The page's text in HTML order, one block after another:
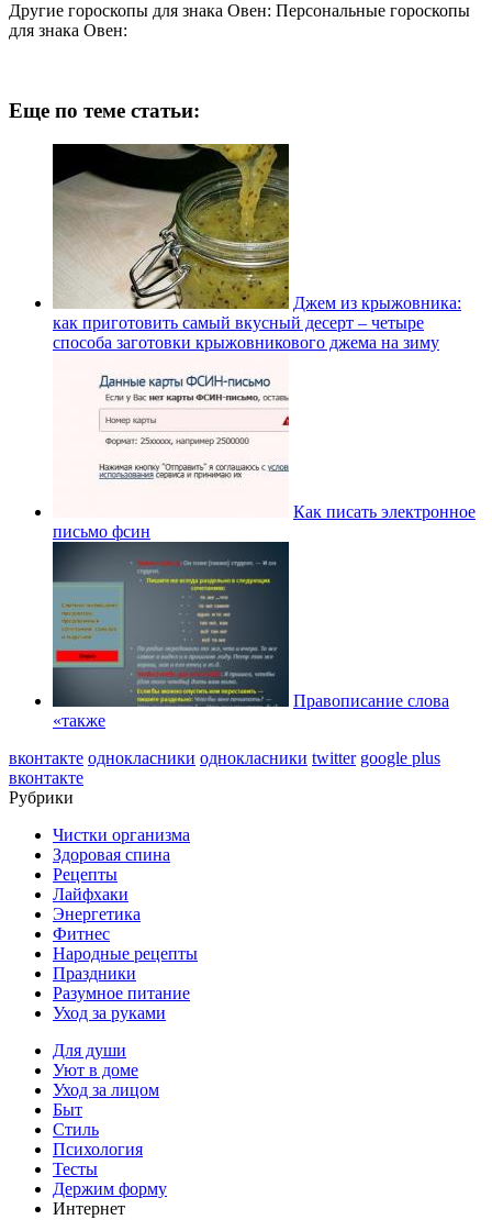
Другие гороскопы для знака Овен: Персональные гороскопы
для знака Овен:
Еще по теме статьи:
Джем из крыжовника:
как приготовить самый вкусный десерт – четыре
способа заготовки крыжовникового джема на зиму
Как писать электронное
письмо фсин
Правописание слова
«также
вконтакте однокласники однокласники twitter google plus
вконтакте
Рубрики
Чистки организма
Здоровая спина
Рецепты
Лайфхаки
Энергетика
Фитнес
Народные рецепты
Праздники
Разумное питание
Уход за руками
Для души
Уют в доме
Уход за лицом
Быт
Стиль
Психология
Тесты
Держим форму
Интернет